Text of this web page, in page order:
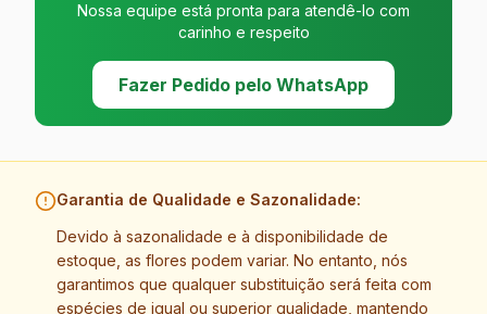
Nossa equipe está pronta para atendê-lo com
carinho e respeito
Fazer Pedido pelo WhatsApp
Garantia de Qualidade e Sazonalidade:
Devido à sazonalidade e à disponibilidade de
estoque, as flores podem variar. No entanto, nós
garantimos que qualquer substituição será feita com
espécies de igual ou superior qualidade, mantendo